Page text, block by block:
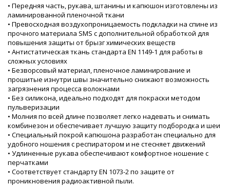
• Передняя часть, рукава, штанины и капюшон изготовлены из
ламинированной пленочной ткани
• Превосходная воздухопроницаемость подкладки на спине из
прочного материала SMS с дополнительной обработкой для
повышения защиты от брызг химических веществ
• Антистатическая ткань стандарта EN 1149-1 для работы в
сложных условиях
• Безворсовый материал, пленочное ламинирование и
прошитые изнутри швы значительно снижают возможность
загрязнения процесса волокнами
• Без силикона, идеально подходят для покраски методом
пульверизации
• Молния по всей длине позволяет легко надевать и снимать
комбинезон и обеспечивает лучшую защиту подбородка и шеи
• Специальный покрой капюшона разработан специально для
удобного ношения с респиратором и не стесняет движений
• Удлиненные рукава обеспечивают комфортное ношение с
перчатками
• Соответствует стандарту EN 1073-2 по защите от
проникновения радиоактивной пыли.